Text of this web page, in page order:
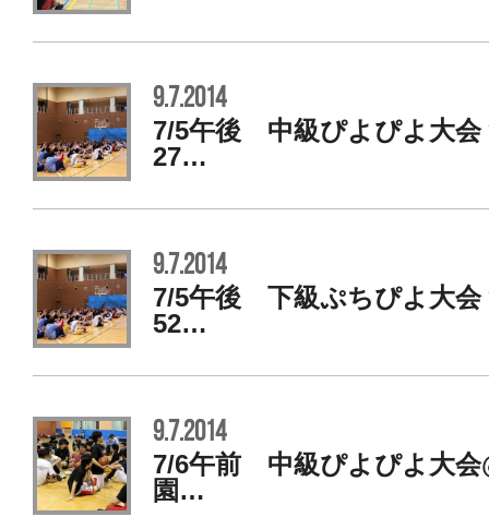
9.7.2014
7/5午後 中級ぴよぴよ大会
27…
9.7.2014
7/5午後 下級ぷちぴよ大会
52…
9.7.2014
7/6午前 中級ぴよぴよ大会
園…